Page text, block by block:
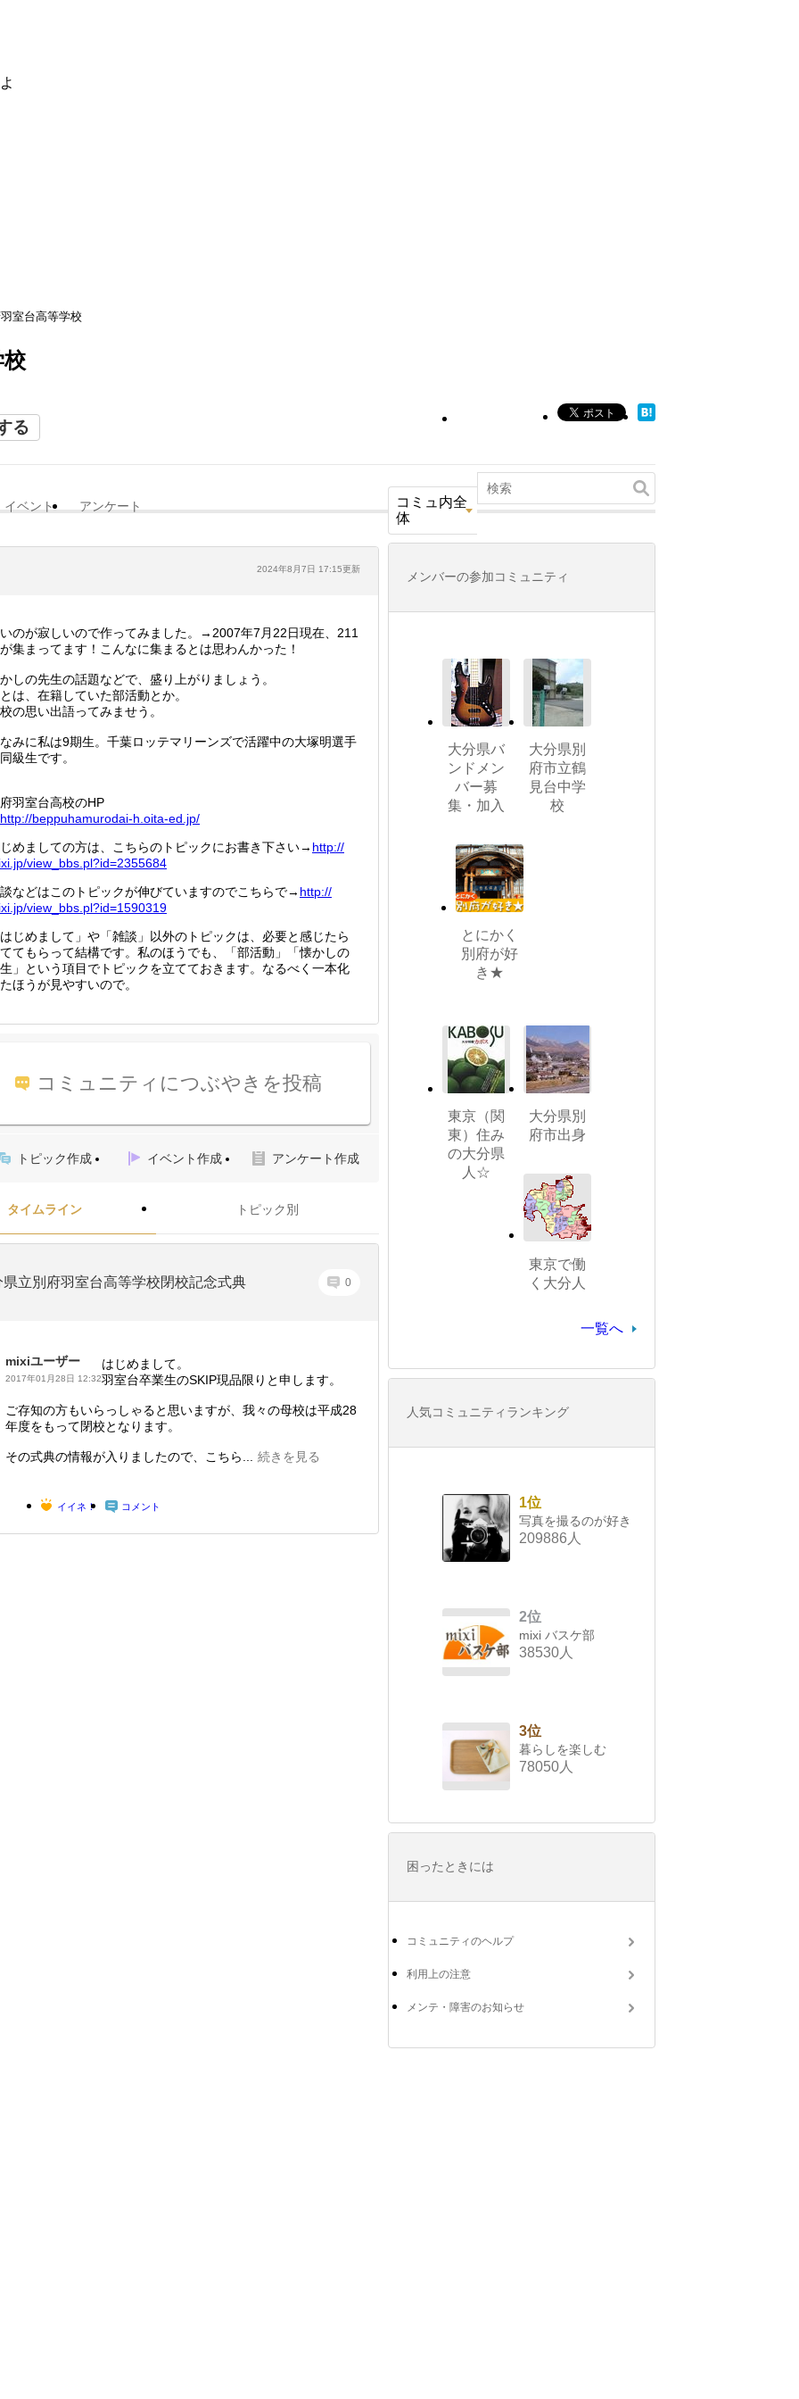
室台高等学校
校
る
イベント アンケート
コミュ内全
体
2024年8月7日 17:15更新
のが寂しいので作ってみました。→2007年7月22日現在、211
集まってます！こんなに集まるとは思わんかった！
しの先生の話題などで、盛り上がりましょう。
は、在籍していた部活動とか。
の思い出語ってみませう。
みに私は9期生。千葉ロッテマリーンズで活躍中の大塚明選手
級生です。
羽室台高校のHP
http://beppuhamurodai-h.oita-ed.jp/
めましての方は、こちらのトピックにお書き下さい→ http://
/view_bbs.pl?id=2355684
などはこのトピックが伸びていますのでこちらで→ http://
/view_bbs.pl?id=1590319
じめまして」や「雑談」以外のトピックは、必要と感じたら
てもらって結構です。私のほうでも、「部活動」「懐かしの
」という項目でトピックを立てておきます。なるべく一本化
ほうが見やすいので。
コミュニティにつぶやきを投稿
トピック作成 イベント作成 アンケート作成
タイムライン トピック別
県立別府羽室台高等学校閉校記念式典 0
mixiユーザー
2017年01月28日 12:32
はじめまして。
羽室台卒業生のSKIP現品限りと申します。
ご存知の方もいらっしゃると思いますが、我々の母校は平成28
年度をもって閉校となります。
その式典の情報が入りましたので、こちら... 続きを見る
イイネ！ コメント
メンバーの参加コミュニティ
大分県バ
ンドメン
バー募
集・加入
大分県別
府市立鶴
見台中学
校
とにかく
別府が好
き★
東京（関
東）住み
の大分県
人☆
大分県別
府市出身
東京で働
く大分人
一覧へ
人気コミュニティランキング
1位
写真を撮るのが好き
209886人
2位
mixi バスケ部
38530人
3位
暮らしを楽しむ
78050人
困ったときには
コミュニティのヘルプ
利用上の注意
メンテ・障害のお知らせ